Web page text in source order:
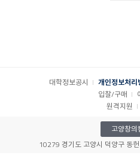
대학정보공시 개인정보처리
입찰/구매
원격지원
고양창의
10279 경기도 고양시 덕양구